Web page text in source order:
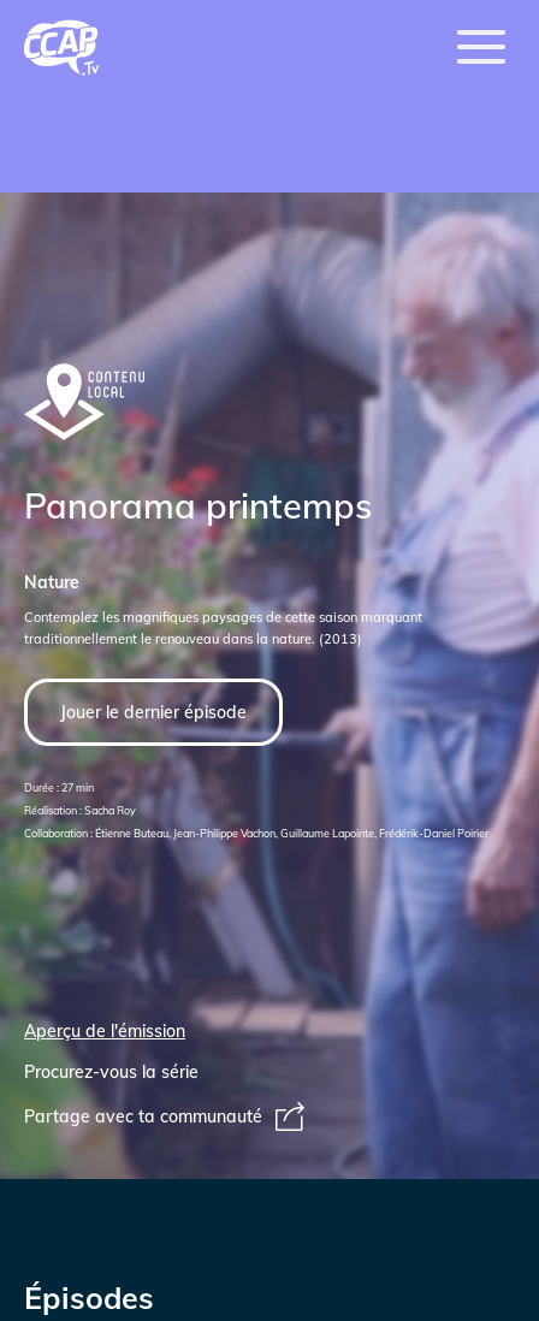
Panorama printemps
Nature
Contemplez les magnifiques paysages de cette saison marquant
traditionnellement le renouveau dans la nature. (2013)
Jouer le dernier épisode
Durée : 27 min
Réalisation : Sacha Roy
Collaboration : Étienne Buteau, Jean-Philippe Vachon, Guillaume Lapointe, Frédérik-Daniel Poirier
Aperçu de l'émission
Procurez-vous la série
Partage avec ta communauté
Épisodes